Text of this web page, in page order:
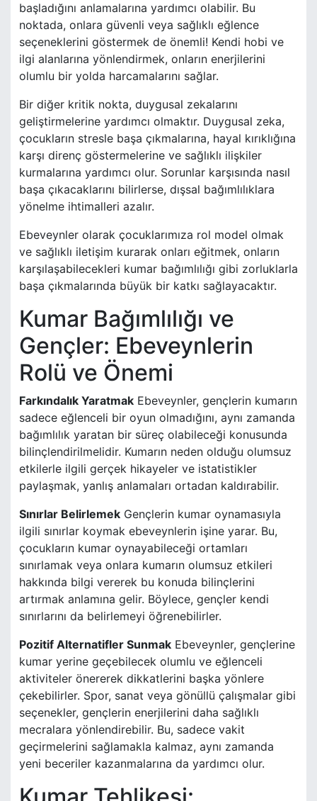
başladığını anlamalarına yardımcı olabilir. Bu
noktada, onlara güvenli veya sağlıklı eğlence
seçeneklerini göstermek de önemli! Kendi hobi ve
ilgi alanlarına yönlendirmek, onların enerjilerini
olumlu bir yolda harcamalarını sağlar.
Bir diğer kritik nokta, duygusal zekalarını
geliştirmelerine yardımcı olmaktır. Duygusal zeka,
çocukların stresle başa çıkmalarına, hayal kırıklığına
karşı direnç göstermelerine ve sağlıklı ilişkiler
kurmalarına yardımcı olur. Sorunlar karşısında nasıl
başa çıkacaklarını bilirlerse, dışsal bağımlılıklara
yönelme ihtimalleri azalır.
Ebeveynler olarak çocuklarımıza rol model olmak
ve sağlıklı iletişim kurarak onları eğitmek, onların
karşılaşabilecekleri kumar bağımlılığı gibi zorluklarla
başa çıkmalarında büyük bir katkı sağlayacaktır.
Kumar Bağımlılığı ve
Gençler: Ebeveynlerin
Rolü ve Önemi
Farkındalık Yaratmak Ebeveynler, gençlerin kumarın
sadece eğlenceli bir oyun olmadığını, aynı zamanda
bağımlılık yaratan bir süreç olabileceği konusunda
bilinçlendirilmelidir. Kumarın neden olduğu olumsuz
etkilerle ilgili gerçek hikayeler ve istatistikler
paylaşmak, yanlış anlamaları ortadan kaldırabilir.
Sınırlar Belirlemek Gençlerin kumar oynamasıyla
ilgili sınırlar koymak ebeveynlerin işine yarar. Bu,
çocukların kumar oynayabileceği ortamları
sınırlamak veya onlara kumarın olumsuz etkileri
hakkında bilgi vererek bu konuda bilinçlerini
artırmak anlamına gelir. Böylece, gençler kendi
sınırlarını da belirlemeyi öğrenebilirler.
Pozitif Alternatifler Sunmak Ebeveynler, gençlerine
kumar yerine geçebilecek olumlu ve eğlenceli
aktiviteler önererek dikkatlerini başka yönlere
çekebilirler. Spor, sanat veya gönüllü çalışmalar gibi
seçenekler, gençlerin enerjilerini daha sağlıklı
mecralara yönlendirebilir. Bu, sadece vakit
geçirmelerini sağlamakla kalmaz, aynı zamanda
yeni beceriler kazanmalarına da yardımcı olur.